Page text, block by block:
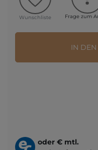
Wunschliste Frage zum
IN
oder € mtl.